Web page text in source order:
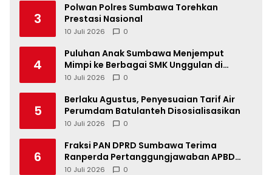
3
Polwan Polres Sumbawa Torehkan
Prestasi Nasional
10 Juli 2026 0
4
Puluhan Anak Sumbawa Menjemput
Mimpi ke Berbagai SMK Unggulan di
Indonesia
10 Juli 2026 0
5
Berlaku Agustus, Penyesuaian Tarif Air
Perumdam Batulanteh Disosialisasikan
10 Juli 2026 0
6
Fraksi PAN DPRD Sumbawa Terima
Ranperda Pertanggungjawaban APBD
2025, Soroti SILPA Rp201,68 Miliar dan
10 Juli 2026 0